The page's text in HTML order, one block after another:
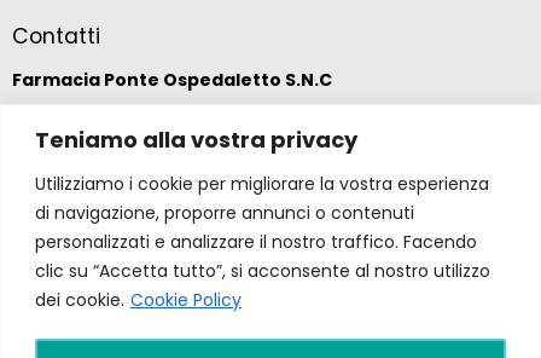
Teniamo alla vostra privacy
Utilizziamo i cookie per migliorare la vostra esperienza
di navigazione, proporre annunci o contenuti
personalizzati e analizzare il nostro traffico. Facendo
clic su “Accetta tutto”, si acconsente al nostro utilizzo
dei cookie. Cookie Policy
Contatti
Farmacia Ponte Ospedaletto S.N.C
Via della Solidarietà 2,
47020 Longiano, Forlì-Cesena
(39) 0547 57265
farmacia@ponteospedaletto.it